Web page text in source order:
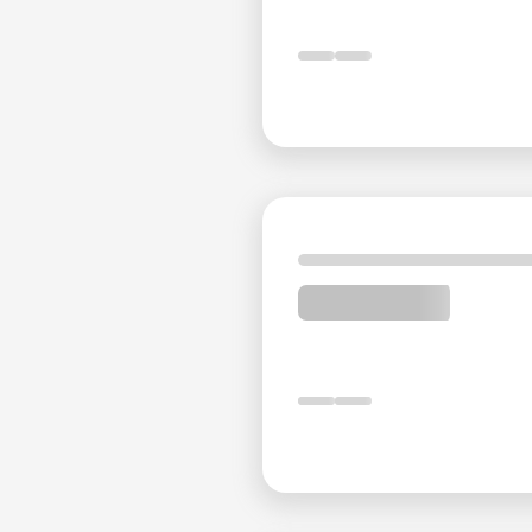
Тегеранский городской театр:15 минут до
Почувствуйте
проживания, исключительные услуги и